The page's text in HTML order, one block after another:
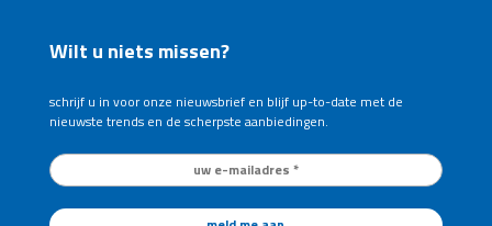
Wilt u niets missen?
schrijf u in voor onze nieuwsbrief en blijf up-to-date met de
nieuwste trends en de scherpste aanbiedingen.